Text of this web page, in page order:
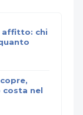
affitto: chi
costa nel